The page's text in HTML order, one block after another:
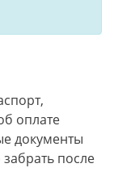
оплате
документы
после